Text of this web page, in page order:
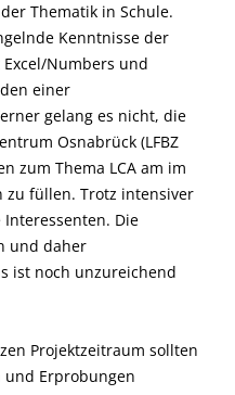
Thematik in Schule.
Kenntnisse der
Numbers und
einer
gelang es nicht, die
Osnabrück (LFBZ
zum Thema LCA am im
zu füllen. Trotz intensiver
Die
und daher
ist noch unzureichend
Projektzeitraum sollten
Erprobungen